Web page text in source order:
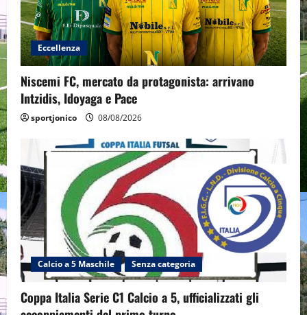
Eccellenza
Niscemi FC, mercato da protagonista: arrivano
Intzidis, Idoyaga e Pace
sportjonico 08/08/2026
Calcio a 5 Maschile Senza categoria
Coppa Italia Serie C1 Calcio a 5, ufficializzati gli